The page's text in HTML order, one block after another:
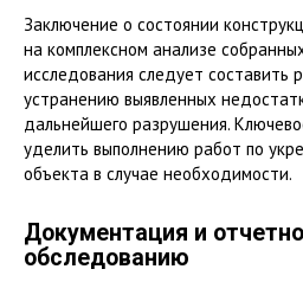
Заключение о состоянии
на комплексном анализе
исследования следует составить
устранению выявленных
дальнейшего разрушения.
уделить выполнению работ по
объекта в случае необходимости.
Документация и
обследованию